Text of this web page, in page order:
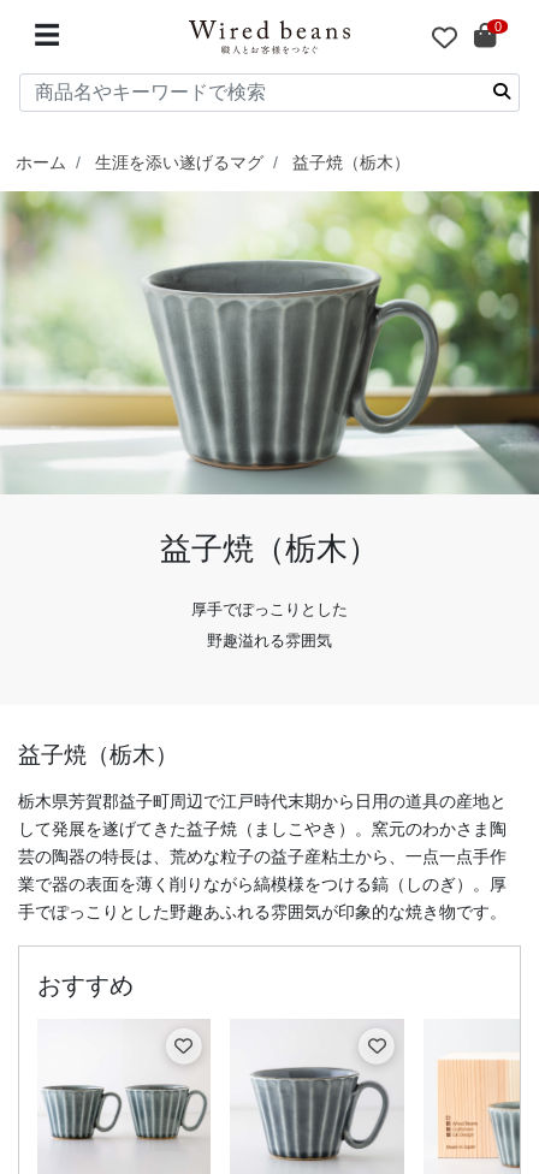
☰ 0
ホーム 生涯を添い遂げるマグ 益子焼（栃木）
益子焼（栃木）
厚手でぽっこりとした
野趣溢れる雰囲気
益子焼（栃木）
栃木県芳賀郡益子町周辺で江戸時代末期から日用の道具の産地と
して発展を遂げてきた益子焼（ましこやき）。窯元のわかさま陶
芸の陶器の特長は、荒めな粒子の益子産粘土から、一点一点手作
業で器の表面を薄く削りながら縞模様をつける鎬（しのぎ）。厚
手でぽっこりとした野趣あふれる雰囲気が印象的な焼き物です。